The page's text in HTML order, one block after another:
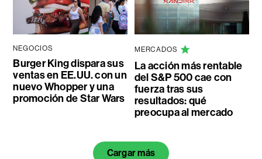
NEGOCIOS
Burger King dispara sus
ventas en EE.UU. con un
nuevo Whopper y una
promoción de Star Wars
MERCADOS
La acción más rentable
del S&P 500 cae con
fuerza tras sus
resultados: qué
preocupa al mercado
Cargar más